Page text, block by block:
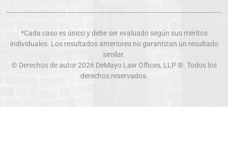
*Cada caso es único y debe ser evaluado según sus méritos
individuales. Los resultados anteriores no garantizan un resultado
similar.
© Derechos de autor 2026 DeMayo Law Offices, LLP ®. Todos los
derechos reservados.